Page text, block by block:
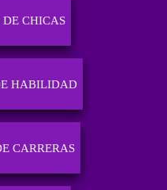
DE CHICAS
HABILIDAD
CARRERAS